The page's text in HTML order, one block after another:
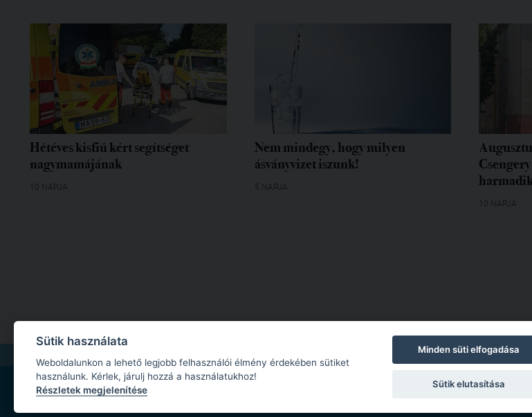
Hétéves kisfiú kért segítséget
nagymamájának
10 NAPJA
Nem mindegy, hogy milyen
ásványvizet iszunk!
5 NAPJA
10 NAPJA
MODERÁLÁSI SZABÁLYZAT
Sütik használata
Weboldalunkon a lehető legjobb felhasználói élmény érdekében sütiket
használunk. Kérlek, járulj hozzá a használatukhoz!
Részletek megjelenítése
Minden süti elfogadása
Sütik elutasítása